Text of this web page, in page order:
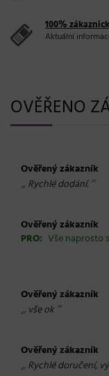
100%
Aktuální
OVĚŘENO
Ověřený zákazník
„ Rychlé dodání.“
Ověřený zákazník
PRO: Vše naprosto
Ověřený zákazník
„ vše ok“
Ověřený zákazník
„ Rychlé doručení,